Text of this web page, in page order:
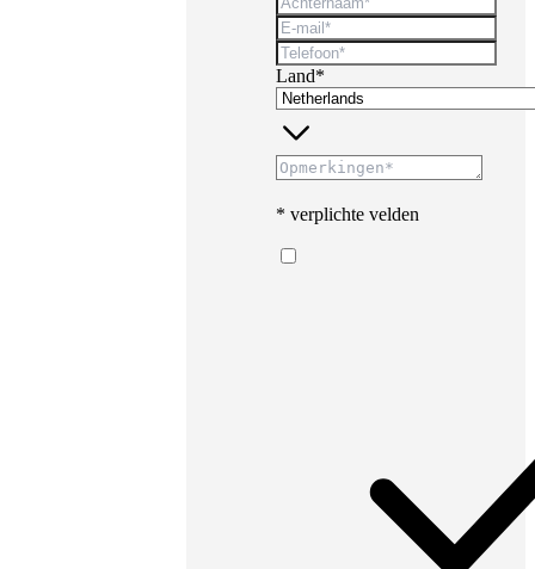
Land*
* verplichte velden